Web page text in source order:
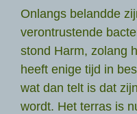
Onlangs belandde
verontrustende
stond Harm, zolang
heeft enige tijd in
wat dan telt is dat
wordt. Het terras is